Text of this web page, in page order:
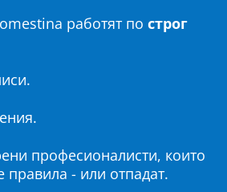
работят по строг
професионалисти, които
правила - или отпадат.